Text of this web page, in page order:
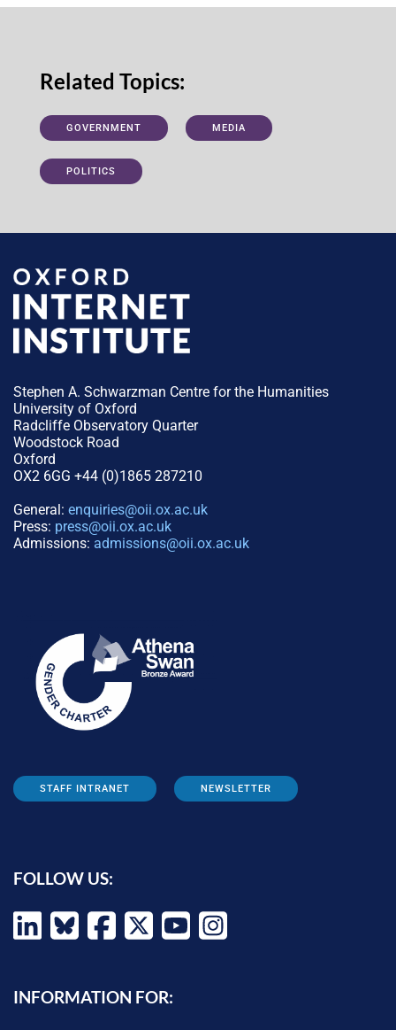
Related Topics:
GOVERNMENT MEDIA
POLITICS
Stephen A. Schwarzman Centre for the Humanities
University of Oxford
Radcliffe Observatory Quarter
Woodstock Road
Oxford
OX2 6GG +44 (0)1865 287210
General: enquiries@oii.ox.ac.uk
Press: press@oii.ox.ac.uk
Admissions: admissions@oii.ox.ac.uk
STAFF INTRANET NEWSLETTER
FOLLOW US:
INFORMATION FOR: